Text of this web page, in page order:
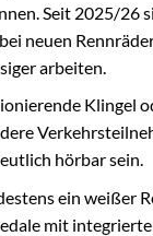
Seit 2025/26
neuen
arbeiten.
Klingel
hörbar sein.
ein weißer
mit